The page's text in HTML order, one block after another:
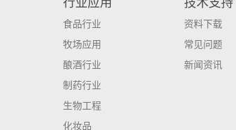
行业应用
食品行业
牧场应用
酿酒行业
制药行业
生物工程
化妆品
技术支持
资料下载
常见问题
新闻资讯